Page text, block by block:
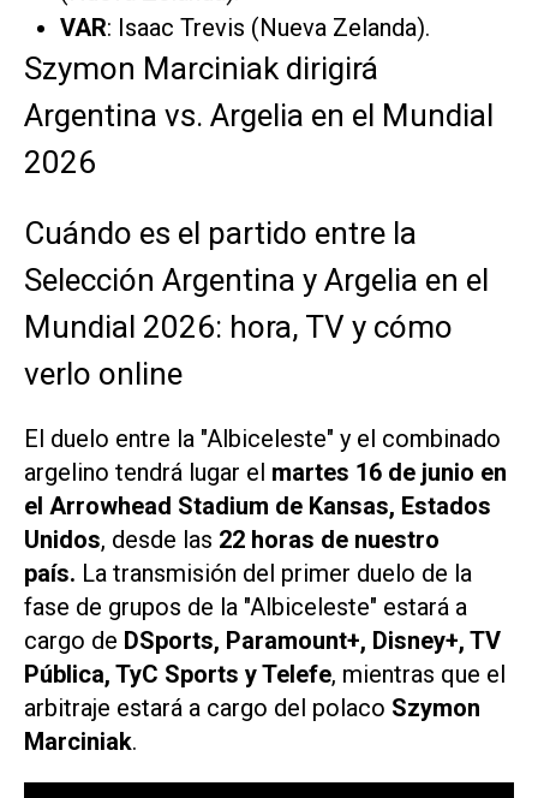
VAR: Isaac Trevis (Nueva Zelanda).
Szymon Marciniak dirigirá
Argentina vs. Argelia en el Mundial
2026
Cuándo es el partido entre la
Selección Argentina y Argelia en el
Mundial 2026: hora, TV y cómo
verlo online
El duelo entre la "Albiceleste" y el combinado
argelino tendrá lugar el martes 16 de junio en
el Arrowhead Stadium de Kansas, Estados
Unidos, desde las 22 horas de nuestro
país. La transmisión del primer duelo de la
fase de grupos de la "Albiceleste" estará a
cargo de DSports, Paramount+, Disney+, TV
Pública, TyC Sports y Telefe, mientras que el
arbitraje estará a cargo del polaco Szymon
Marciniak.